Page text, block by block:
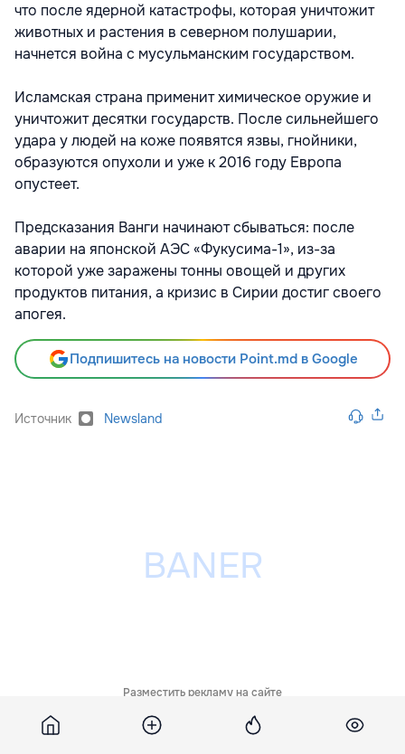
что после ядерной катастрофы, которая уничтожит
животных и растения в северном полушарии,
начнется война с мусульманским государством.
Исламская страна применит химическое оружие и
уничтожит десятки государств. После сильнейшего
удара у людей на коже появятся язвы, гнойники,
образуются опухоли и уже к 2016 году Европа
опустеет.
Предсказания Ванги начинают сбываться: после
аварии на японской АЭС «Фукусима-1», из-за
которой уже заражены тонны овощей и других
продуктов питания, a кризис в Сирии достиг своего
апогея.
Подпишитесь на новости Point.md в Google
Источник Newsland
Разместить рекламу на сайте